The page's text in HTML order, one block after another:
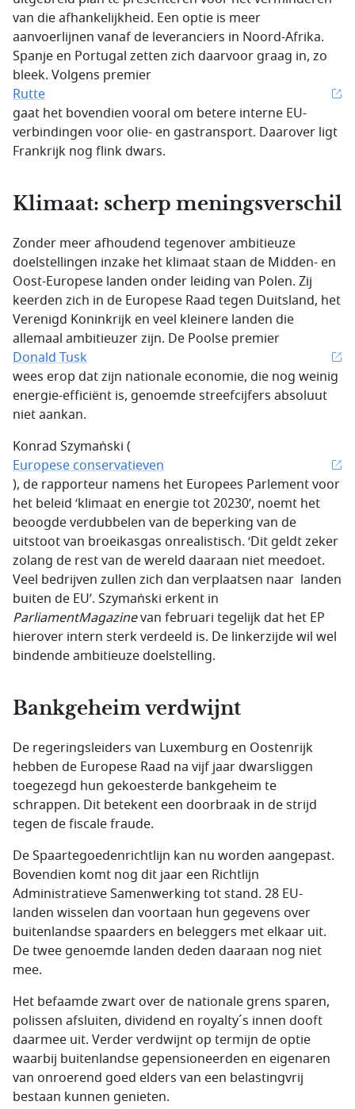
van die afhankelijkheid. Een optie is meer
aanvoerlijnen vanaf de leveranciers in Noord-Afrika.
Spanje en Portugal zetten zich daarvoor graag in, zo
bleek. Volgens premier
Rutte
gaat het bovendien vooral om betere interne EU-
verbindingen voor olie- en gastransport. Daarover ligt
Frankrijk nog flink dwars.
Klimaat: scherp meningsverschil
Zonder meer afhoudend tegenover ambitieuze
doelstellingen inzake het klimaat staan de Midden- en
Oost-Europese landen onder leiding van Polen. Zij
keerden zich in de Europese Raad tegen Duitsland, het
Verenigd Koninkrijk en veel kleinere landen die
allemaal ambitieuzer zijn. De Poolse premier
Donald Tusk
wees erop dat zijn nationale economie, die nog weinig
energie-efficiënt is, genoemde streefcijfers absoluut
niet aankan.
Konrad Szymaṅski (
Europese conservatieven
), de rapporteur namens het Europees Parlement voor
het beleid ‘klimaat en energie tot 20230’, noemt het
beoogde verdubbelen van de beperking van de
uitstoot van broeikasgas onrealistisch. ‘Dit geldt zeker
zolang de rest van de wereld daaraan niet meedoet.
Veel bedrijven zullen zich dan verplaatsen naar landen
buiten de EU’. Szymaṅski erkent in
ParliamentMagazinevan februari tegelijk dat het EP
hierover intern sterk verdeeld is. De linkerzijde wil wel
bindende ambitieuze doelstelling.
Bankgeheim verdwijnt
De regeringsleiders van Luxemburg en Oostenrijk
hebben de Europese Raad na vijf jaar dwarsliggen
toegezegd hun gekoesterde bankgeheim te
schrappen. Dit betekent een doorbraak in de strijd
tegen de fiscale fraude.
De Spaartegoedenrichtlijn kan nu worden aangepast.
Bovendien komt nog dit jaar een Richtlijn
Administratieve Samenwerking tot stand. 28 EU-
landen wisselen dan voortaan hun gegevens over
buitenlandse spaarders en beleggers met elkaar uit.
De twee genoemde landen deden daaraan nog niet
mee.
Het befaamde zwart over de nationale grens sparen,
polissen afsluiten, dividend en royalty´s innen dooft
daarmee uit. Verder verdwijnt op termijn de optie
waarbij buitenlandse gepensioneerden en eigenaren
van onroerend goed elders van een belastingvrij
bestaan kunnen genieten.